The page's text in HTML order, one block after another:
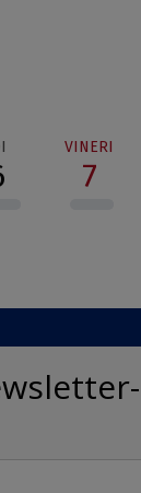
VINERI
7